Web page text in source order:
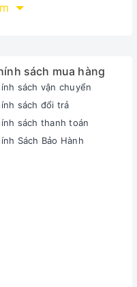
sách mua hàng
sách vận chuyển
sách đổi trả
sách thanh toán
Sách Bảo Hành